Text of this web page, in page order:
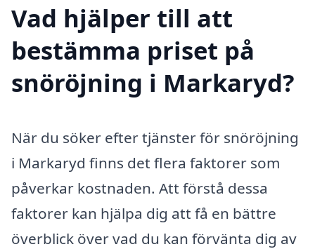
Vad hjälper till att
bestämma priset på
snöröjning i Markaryd?
När du söker efter tjänster för snöröjning
i Markaryd finns det flera faktorer som
påverkar kostnaden. Att förstå dessa
faktorer kan hjälpa dig att få en bättre
överblick över vad du kan förvänta dig av